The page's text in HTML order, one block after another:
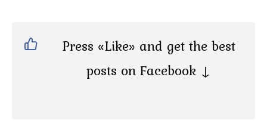
Press «Like» and get the best
posts on Facebook ↓